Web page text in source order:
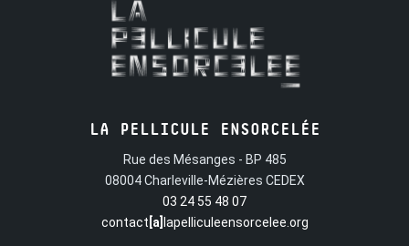
LA PELLICULE ENSORCELÉE
Rue des Mésanges - BP 485
08004 Charleville-Mézières CEDEX
03 24 55 48 07
contact [a] lapelliculeensorcelee.org